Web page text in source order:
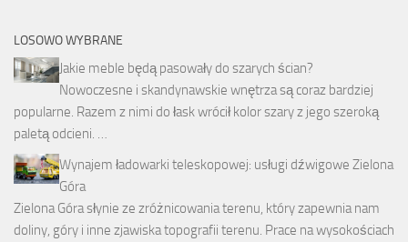
LOSOWO WYBRANE
Jakie meble będą pasowały do szarych ścian?
Nowoczesne i skandynawskie wnętrza są coraz bardziej
popularne. Razem z nimi do łask wrócił kolor szary z jego szeroką
paletą odcieni. …
Wynajem ładowarki teleskopowej: usługi dźwigowe Zielona
Góra
Zielona Góra słynie ze zróżnicowania terenu, który zapewnia nam
doliny, góry i inne zjawiska topografii terenu. Prace na wysokościach